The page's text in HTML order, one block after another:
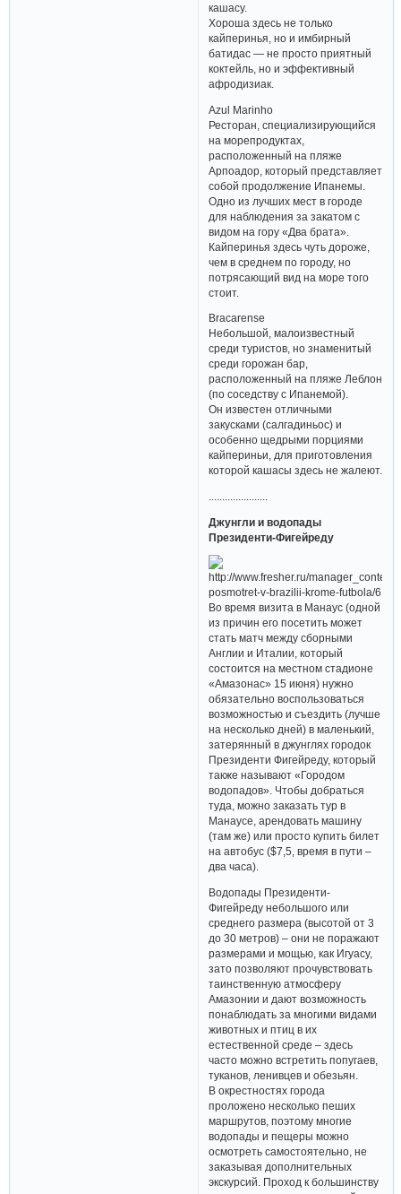
кашасу.
Хороша здесь не только
кайперинья, но и имбирный
батидас — не просто приятный
коктейль, но и эффективный
афродизиак.
Azul Marinho
Ресторан, специализирующийся
на морепродуктах,
расположенный на пляже
Арпоадор, который представляет
собой продолжение Ипанемы.
Одно из лучших мест в городе
для наблюдения за закатом с
видом на гору «Два брата».
Кайперинья здесь чуть дороже,
чем в среднем по городу, но
потрясающий вид на море того
стоит.
Bracarense
Небольшой, малоизвестный
среди туристов, но знаменитый
среди горожан бар,
расположенный на пляже Леблон
(по соседству с Ипанемой).
Он известен отличными
закусками (салгадиньос) и
особенно щедрыми порциями
кайпериньи, для приготовления
которой кашасы здесь не жалеют.
Джунгли и водопады
Президенти-Фигейреду
Во время визита в Манаус (одной
из причин его посетить может
стать матч между сборными
Англии и Италии, который
состоится на местном стадионе
«Амазонас» 15 июня) нужно
обязательно воспользоваться
возможностью и съездить (лучше
на несколько дней) в маленький,
затерянный в джунглях городок
Президенти Фигейреду, который
также называют «Городом
водопадов». Чтобы добраться
туда, можно заказать тур в
Манаусе, арендовать машину
(там же) или просто купить билет
на автобус ($7,5, время в пути –
два часа).
Водопады Президенти-
Фигейреду небольшого или
среднего размера (высотой от 3
до 30 метров) – они не поражают
размерами и мощью, как Игуасу,
зато позволяют прочувствовать
таинственную атмосферу
Амазонии и дают возможность
понаблюдать за многими видами
животных и птиц в их
естественной среде – здесь
часто можно встретить попугаев,
туканов, ленивцев и обезьян.
В окрестностях города
проложено несколько пеших
маршрутов, поэтому многие
водопады и пещеры можно
осмотреть самостоятельно, не
заказывая дополнительных
экскурсий. Проход к большинству